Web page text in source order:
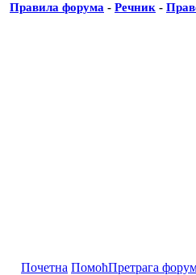
Правила форума - Речник -
Почетна ПомоћПретрага